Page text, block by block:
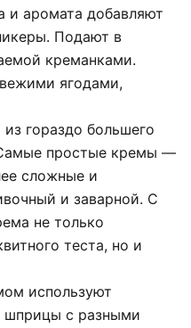
и аромата добавляют
Подают в
креманками.
ягодами,
гораздо большего
простые кремы —
сложные и
и заварной. С
не только
теста, но и
используют
шприцы с разными